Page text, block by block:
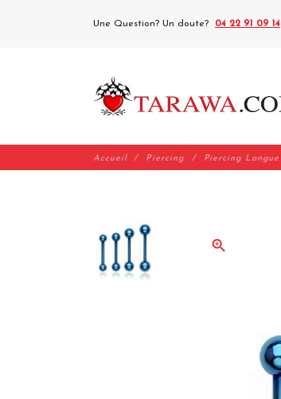
Une Question? Un doute? 04 22 91 09 14
Accueil Piercing Piercing Langue
zoom_in